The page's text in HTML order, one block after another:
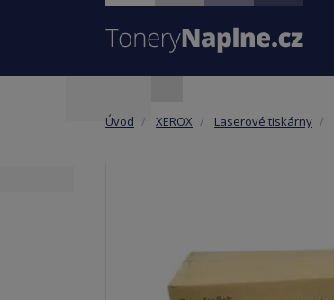
Úvod XEROX Laserové tiskárny